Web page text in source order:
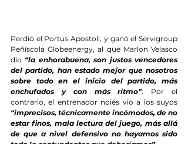
Perdió el Portus Apostoli, y ganó el Servigroup
Peñíscola Globeenergy, al que Marlon Velasco
dio “la enhorabuena, son justos vencedores
del partido, han estado mejor que nosotros
sobre todo en el inicio del partido, más
enchufados y con más ritmo”. Por el
“imprecisos, técnicamente incómodos, de no
estar finos, mala lectura del juego, más allá
de que a nivel defensivo no hayamos sido